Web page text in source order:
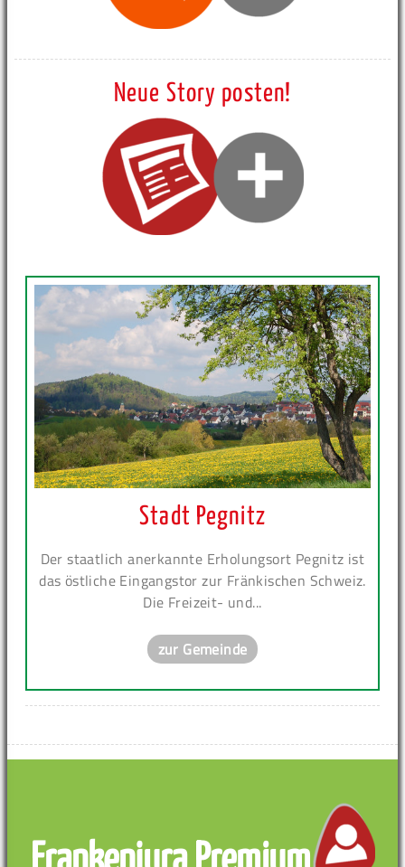
Neue Story posten!
Stadt Pegnitz
Der staatlich anerkannte Erholungsort Pegnitz ist
das östliche Eingangstor zur Fränkischen Schweiz.
Die Freizeit- und...
zur Gemeinde